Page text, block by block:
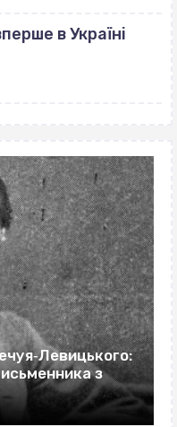
в Україні
з